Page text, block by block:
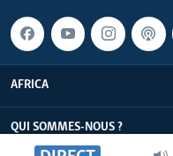
AFRICA
QUI SOMMES-NOUS ?